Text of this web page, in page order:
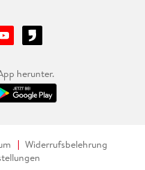
herunter.
Widerrufsbelehrung